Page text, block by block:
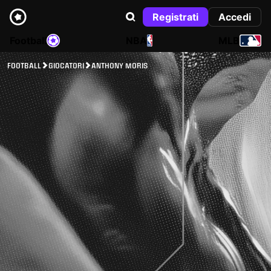
Registrati
Accedi
NBA
FOOTBALL GIOCATORI ANTHONY MORIS